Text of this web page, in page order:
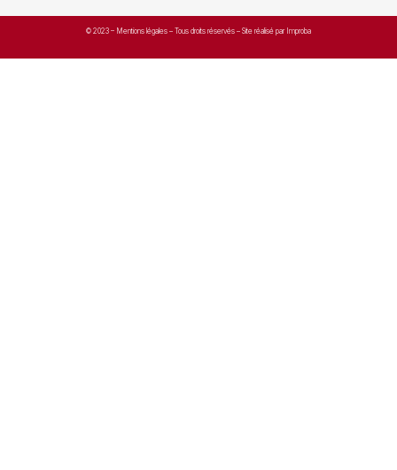
© 2023 – Mentions légales – Tous droits réservés – Site réalisé par Improba